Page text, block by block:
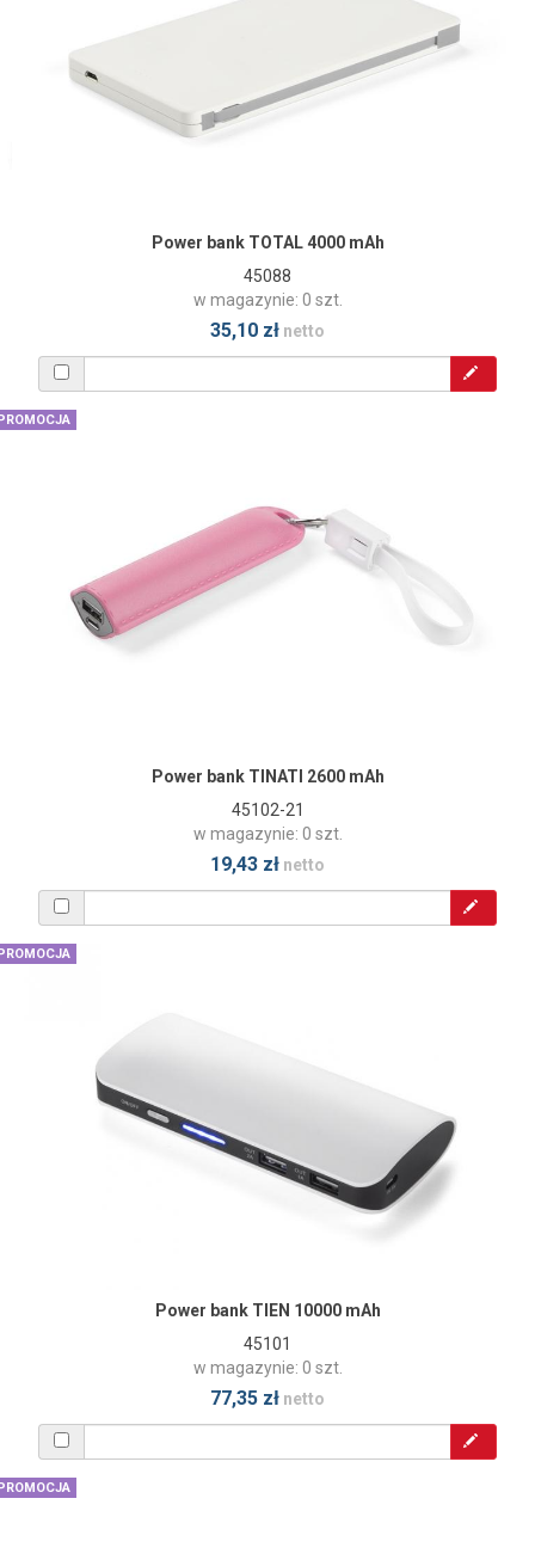
Power bank TOTAL 4000 mAh
45088
w magazynie: 0 szt.
35,10 zł netto
Power bank TINATI 2600 mAh
45102-21
w magazynie: 0 szt.
19,43 zł netto
Power bank TIEN 10000 mAh
45101
w magazynie: 0 szt.
77,35 zł netto